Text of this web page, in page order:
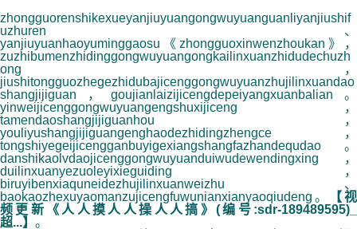
zhongguorenshikexueyanjiuyuangongwuyuanguanliyanjiushif
uzhuren、
yanjiuyuanhaoyuminggaosu《zhongguoxinwenzhoukan》，
zuzhibumenzhidinggongwuyuangongkailinxuanzhidudechuzh
ong，
jiushitongguozhegezhidubajicenggongwuyuanzhujilinxuandao
shangjijiguan，goujianlaizijicengdepeiyangxuanbalian。
yinweijicenggongwuyuangengshuxijiceng，
tamendaoshangjijiguanhou，
youliyushangjijiguangenghaodezhidingzhengce，
tongshiyegeijicengganbuyigexiangshangfazhandequdao。
danshikaolvdaojicenggongwuyuanduiwudewendingxing，
duilinxuanyezuoleyixieguiding，
biruyibenxiaquneidezhujilinxuanweizhu、
baokaozhexuyaomanzujicengfuwunianxianyaoqiudeng。
【视
频更新《人人摸人人操人人搞》(编号:sdr-189489595)_
超...】 。